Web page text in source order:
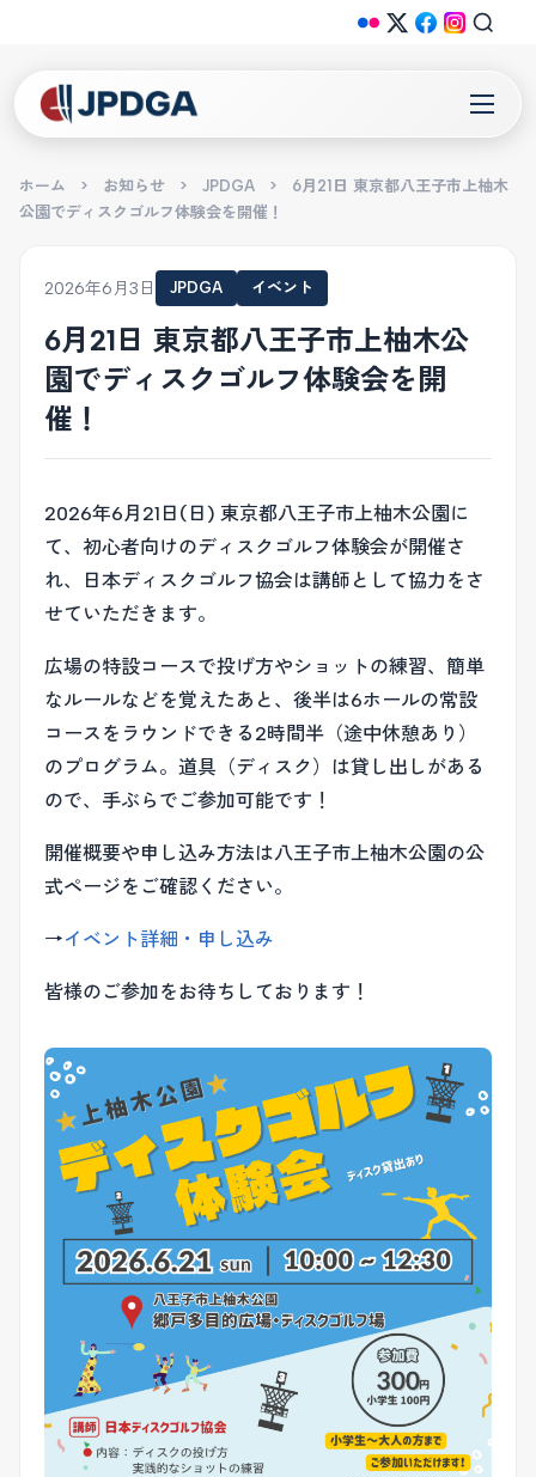
ホーム > お知らせ > JPDGA >
6月21日 東京都八王子市上柚木
公園でディスクゴルフ体験会を開催！
2026年6月3日 JPDGA イベント
6月21日 東京都八王子市上柚木公
園でディスクゴルフ体験会を開
催！
2026年6月21日(日) 東京都八王子市上柚木公園に
て、初心者向けのディスクゴルフ体験会が開催さ
れ、日本ディスクゴルフ協会は講師として協力をさ
せていただきます。
広場の特設コースで投げ方やショットの練習、簡単
なルールなどを覚えたあと、後半は6ホールの常設
コースをラウンドできる2時間半（途中休憩あり）
のプログラム。道具（ディスク）は貸し出しがある
ので、手ぶらでご参加可能です！
開催概要や申し込み方法は八王子市上柚木公園の公
式ページをご確認ください。
→イベント詳細・申し込み
皆様のご参加をお待ちしております！